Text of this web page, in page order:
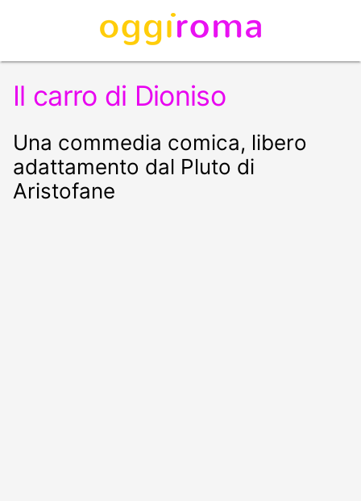
Il carro di Dioniso
Una commedia comica, libero
adattamento dal Pluto di
Aristofane